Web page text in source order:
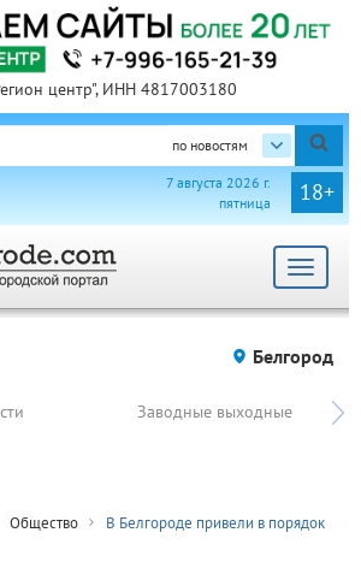
центр", ИНН 4817003180
по новостям
18+
7 августа 2026 г.
пятница
Toggle
Белгород
Заводные выходные
Общество
В Белгороде привели в порядок